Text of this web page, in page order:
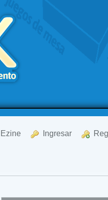
Ezine Ingresar